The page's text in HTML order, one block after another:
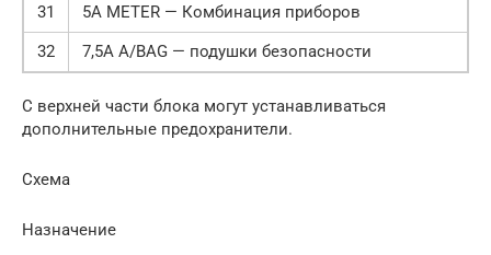
31
5А METER — Комбинация приборов
32
7,5А A/BAG — подушки безопасности
С верхней части блока могут устанавливаться
дополнительные предохранители.
Схема
Назначение